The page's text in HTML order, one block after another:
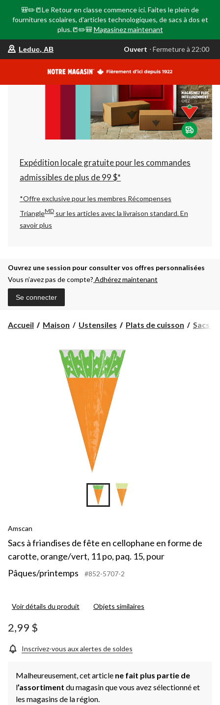
🎒✏️📒Le Retour en classe commence ici. Faites le plein de
fournitures scolaires, d'articles technologiques, de sacs à dos et
plus.📒✏️🎒 Magasinez maintenant
votre
est
AB,
Ouvert,
Fermeture
à
22:00
changer
Leduc, AB Ouvert ⋅ Fermeture à 22:00
Expédition locale gratuite pour les commandes
admissibles de plus de 99 $*
*Offre exclusive pour les membres Récompenses
TriangleMD sur les articles avec la livraison standard.En
savoir plus
Ouvrez une session pour consulter vos offres personnalisées
Vous n’avez pas de compte? Adhérez maintenant
Se connecter
Accueil Maison Ustensiles Plats de cuisson Sacs
Amscan
Sacs à friandises de fête en cellophane en forme de
carotte, orange/vert, 11 po, paq. 15, pour
Pâques/printemps
#852-5707-2
Voir détails du produit Objets similaires
2,99 $
Inscrivez-vous aux alertes de soldes
Malheureusement, cet article ne fait plus partie de
l’assortiment du magasin que vous avez sélectionné et
les magasins de la région.